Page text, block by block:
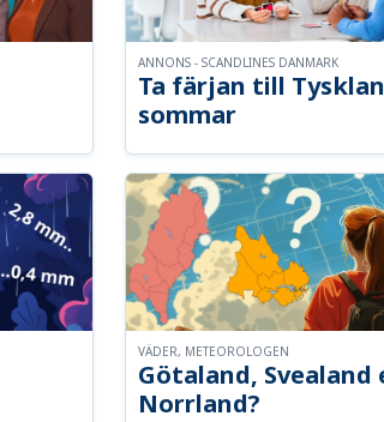
Ta färjan till
sommar
ANNONS - SCANDLINES DANMARK
Götaland, Svealand
Norrland?
VÄDER, METEOROLOGEN